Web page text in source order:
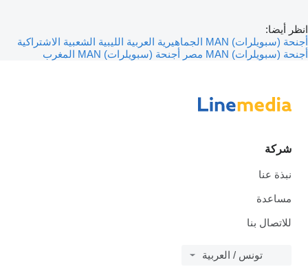
انظر أيضا:
أجنحة (سبويلرات) MAN الجماهيرية العربية الليبية الشعبية الاشتراكية
أجنحة (سبويلرات) MAN مصر
أجنحة (سبويلرات) MAN المغرب
شركة
نبذة عنا
مساعدة
للاتصال بنا
تونس / العربية